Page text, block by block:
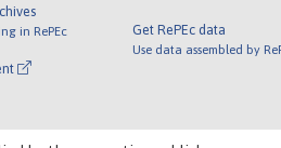
in RePEc Get RePEc data
Use data assembled by